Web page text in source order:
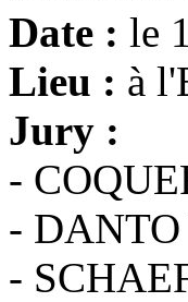
Date : le
Lieu : à
Jury :
-
- DANTO
-